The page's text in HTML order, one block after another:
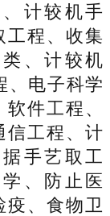
计较机手
工程、收集
、计较机
、电子科学
件工程、
信工程、计
手艺取工
、防止医
、食物卫